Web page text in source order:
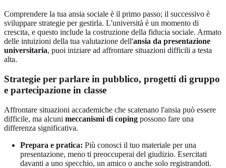
Comprendere la tua ansia sociale è il primo passo; il successivo è
sviluppare strategie per gestirla. L'università è un momento di
crescita, e questo include la costruzione della fiducia sociale. Armato
delle intuizioni della tua valutazione dell'ansia da presentazione
universitaria, puoi iniziare ad affrontare situazioni difficili a testa
alta.
Strategie per parlare in pubblico, progetti di gruppo
e partecipazione in classe
Affrontare situazioni accademiche che scatenano l'ansia può essere
difficile, ma alcuni meccanismi di coping possono fare una
differenza significativa.
Prepara e pratica: Più conosci il tuo materiale per una
presentazione, meno ti preoccuperai del giudizio. Esercitati
davanti a uno specchio, un amico o anche solo registrandoti.